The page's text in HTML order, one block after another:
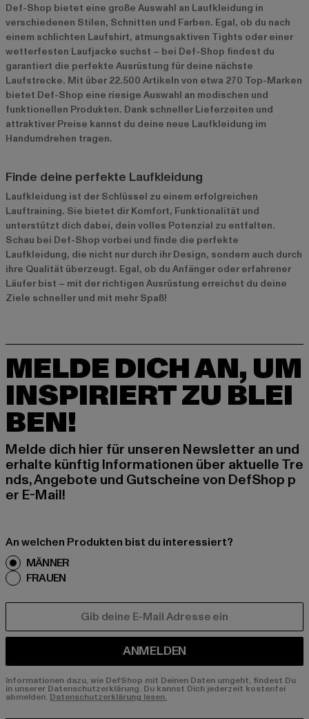
Def-Shop bietet eine große Auswahl an Laufkleidung in
verschiedenen Stilen, Schnitten und Farben. Egal, ob du nach
einem schlichten Laufshirt, atmungsaktiven Tights oder einer
wetterfesten Laufjacke suchst – bei Def-Shop findest du
garantiert die perfekte Ausrüstung für deine nächste
Laufstrecke. Mit über 22.500 Artikeln von etwa 270 Top-Marken
bietet Def-Shop eine riesige Auswahl an modischen und
funktionellen Produkten. Dank schneller Lieferzeiten und
attraktiver Preise kannst du deine neue Laufkleidung im
Handumdrehen tragen.
Finde deine perfekte Laufkleidung
Laufkleidung ist der Schlüssel zu einem erfolgreichen
Lauftraining. Sie bietet dir Komfort, Funktionalität und
unterstützt dich dabei, dein volles Potenzial zu entfalten.
Schau bei Def-Shop vorbei und finde die perfekte
Laufkleidung, die nicht nur durch ihr Design, sondern auch durch
ihre Qualität überzeugt. Egal, ob du Anfänger oder erfahrener
Läufer bist – mit der richtigen Ausrüstung erreichst du deine
Ziele schneller und mit mehr Spaß!
MELDE DICH AN, UM
INSPIRIERT ZU BLEI
BEN!
Melde dich hier für unseren Newsletter an und
erhalte künftig Informationen über aktuelle Tre
nds, Angebote und Gutscheine von DefShop p
er E-Mail!
An welchen Produkten bist du interessiert?
MÄNNER
FRAUEN
ANMELDEN
Informationen dazu, wie DefShop mit Deinen Daten umgeht, findest Du
in unserer Datenschutzerklärung. Du kannst Dich jederzeit kostenfei
abmelden. Datenschutzerklärung lesen.